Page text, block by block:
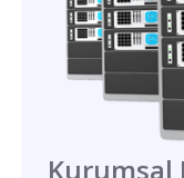
Kurumsal